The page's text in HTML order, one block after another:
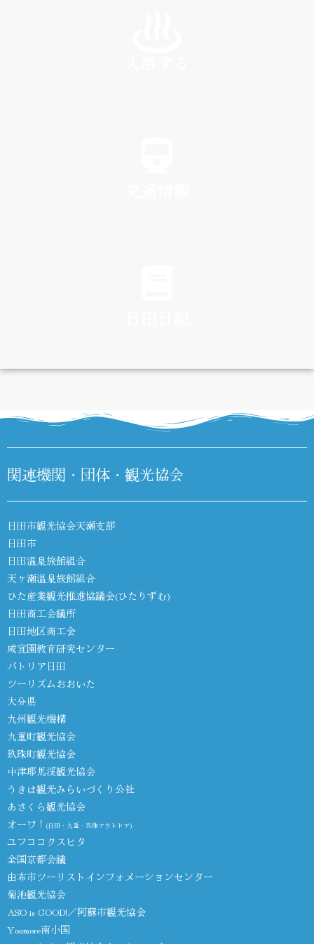
DIARY
関連機関・団体・観光協会
日田市観光協会天瀬支部
日田市
日田温泉旅館組合
天ヶ瀬温泉旅館組合
ひた産業観光推進協議会(ひたりずむ)
日田商工会議所
日田地区商工会
咸宜園教育研究センター
パトリア日田
ツーリズムおおいた
大分県
九州観光機構
九重町観光協会
玖珠町観光協会
中津耶馬渓観光協会
うきは観光みらいづくり公社
あさくら観光協会
オーワ！ (日田・九重・玖珠アウトドア)
ユフココクスヒタ
全国京都会議
由布市ツーリストインフォメーションセンター
菊池観光協会
ASO is GOOD!／阿蘇市観光協会
Youmore南小国